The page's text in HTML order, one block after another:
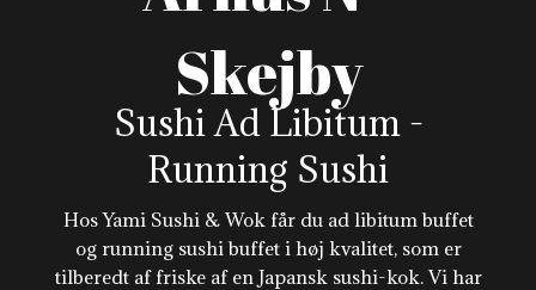
Skejby
Sushi Ad Libitum -
Running Sushi
Hos Yami Sushi & Wok får du ad libitum buffet
og running sushi buffet i høj kvalitet, som er
tilberedt af friske af en Japansk sushi-kok. Vi har